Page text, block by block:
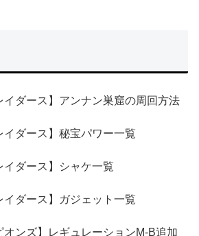
イダース】アンナン巣窟の周回方法
イダース】秘宝パワー一覧
イダース】シャケ一覧
イダース】ガジェット一覧
オンズ】レギュレーションM-B追加